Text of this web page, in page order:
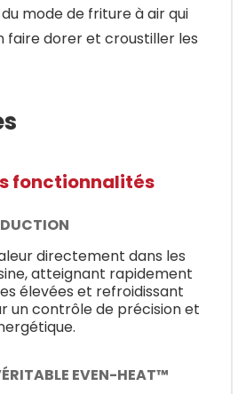
mode de friture à air qui
faire dorer et croustiller les
fonctionnalités
directement dans les
atteignant rapidement
élevées et refroidissant
un contrôle de précision et
EVEN-HEAT™